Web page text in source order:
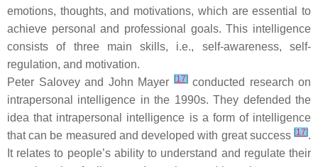
emotions, thoughts, and motivations, which are essential to
achieve personal and professional goals. This intelligence
consists of three main skills, i.e., self-awareness, self-
regulation, and motivation.
Peter Salovey and John Mayer
[17]conducted research on
intrapersonal intelligence in the 1990s. They defended the
idea that intrapersonal intelligence is a form of intelligence
that can be measured and developed with great success [17].
It relates to people’s ability to understand and regulate their